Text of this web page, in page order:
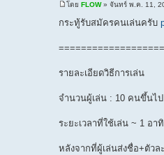
โดย FLOW» จันทร์ พ.ค. 11,
กระทู้รับสมัครคนเล่นครับ
รายละเอียดวิธีการเล่น
จำนวนผู้เล่น : 10 คนขึ้นไป
ระยะเวลาที่ใช้เล่น ~ 1 อา
หลังจากที่ผู้เล่นส่งชื่อ+ตัว